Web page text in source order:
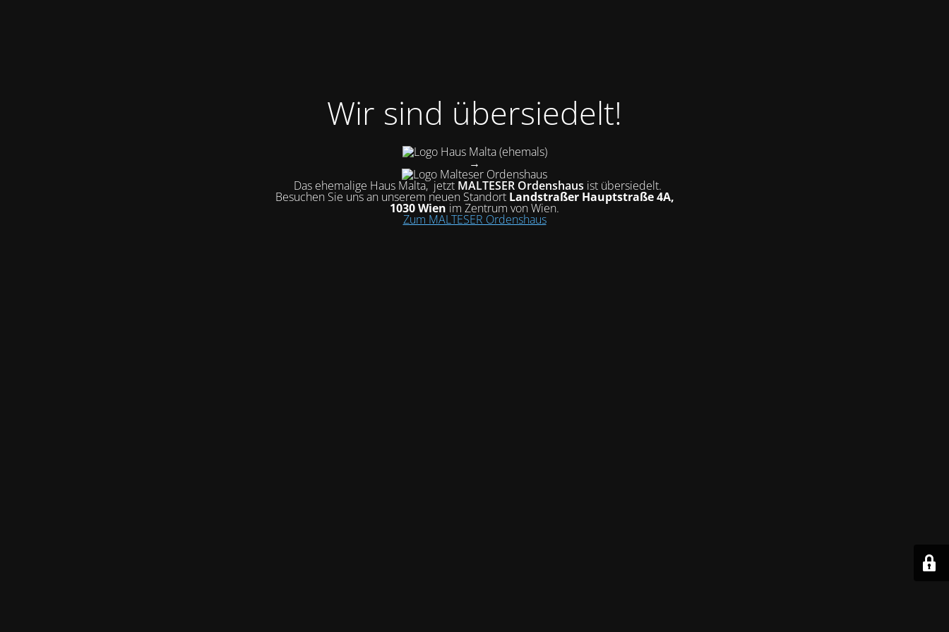
Wir sind übersiedelt!
(ehemals)
→
Das ehemalige Haus Malta, jetzt MALTESER Ordenshaus ist übersiedelt.
Besuchen Sie uns an unserem neuen Standort Landstraßer Hauptstraße 4A,
1030 Wien im Zentrum von Wien.
Zum MALTESER Ordenshaus